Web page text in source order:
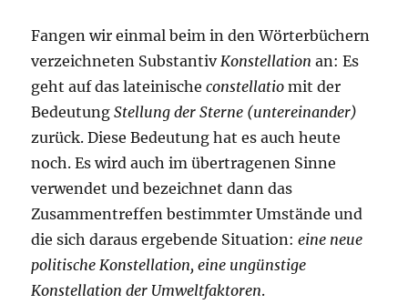
Fangen wir einmal beim in den Wörterbüchern
verzeichneten SubstantivKonstellation an: Es
geht auf das lateinischeconstellatio mit der
BedeutungStellung der Sterne (untereinander)
zurück. Diese Bedeutung hat es auch heute
noch. Es wird auch im übertragenen Sinne
verwendet und bezeichnet dann das
Zusammentreffen bestimmter Umstände und
die sich daraus ergebende Situation:eine neue
politische Konstellation, eine ungünstige
Konstellation der Umweltfaktoren.